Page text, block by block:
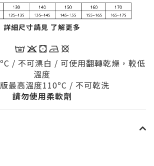
詳細尺寸請見 了解更多
/ 不可漂白 / 可使用翻轉乾燥，較低
溫度
最高溫度110ºC / 不可乾洗
請勿使用柔軟劑